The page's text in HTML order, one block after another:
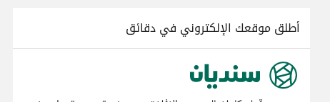
أطلق موقعك الإلكتروني في دقائق